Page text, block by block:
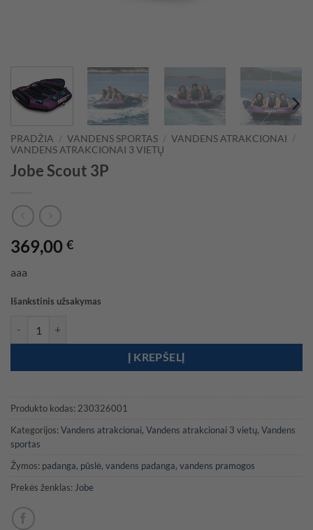
PRADŽIA / VANDENS SPORTAS / VANDENS ATRAKCIONAI /
VANDENS ATRAKCIONAI 3 VIETŲ
Jobe Scout 3P
369,00 €
aaa
Išankstinis užsakymas
Į KREPŠELĮ
Produkto kodas: 230326001
Kategorijos: Vandens atrakcionai, Vandens atrakcionai 3 vietų, Vandens
sportas
Žymos: padanga, pūslė, vandens padanga, vandens pramogos
Prekės ženklas: Jobe